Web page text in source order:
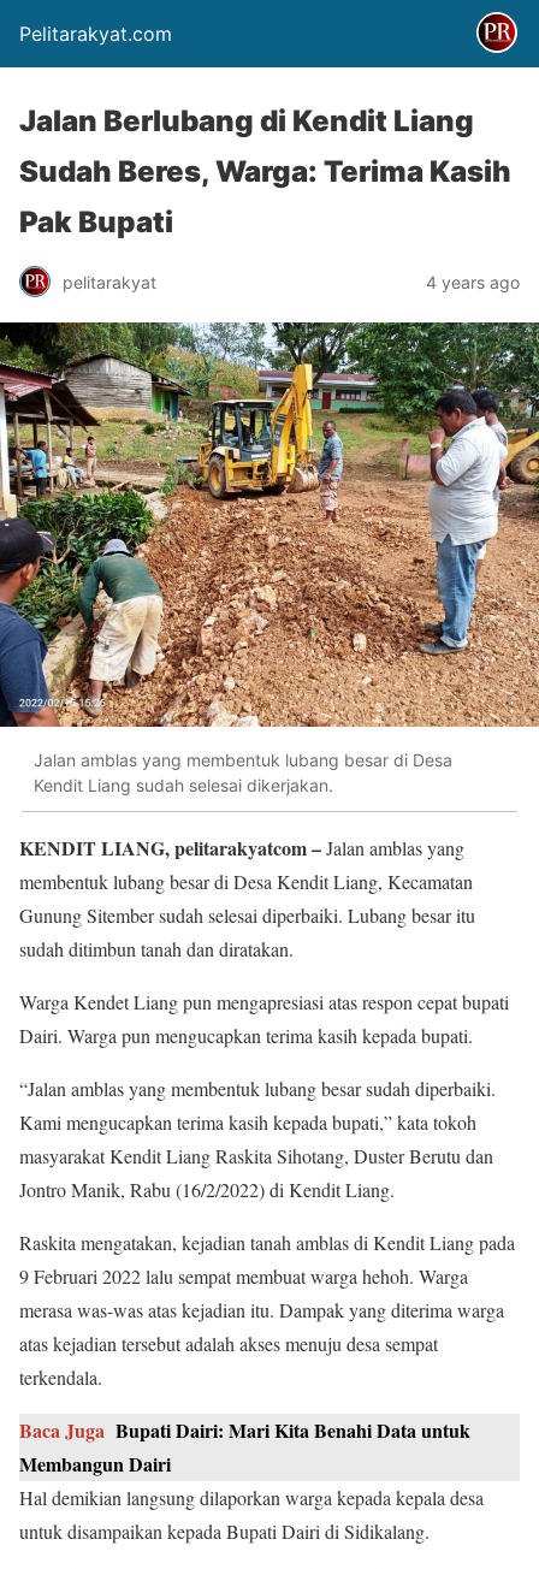
Pelitarakyat.com
Jalan Berlubang di Kendit Liang
Sudah Beres, Warga: Terima Kasih
Pak Bupati
pelitarakyat 4 years ago
Jalan amblas yang membentuk lubang besar di Desa
Kendit Liang sudah selesai dikerjakan.
KENDIT LIANG, pelitarakyatcom –Jalan amblas yang
membentuk lubang besar di Desa Kendit Liang, Kecamatan
Gunung Sitember sudah selesai diperbaiki. Lubang besar itu
sudah ditimbun tanah dan diratakan.
Warga Kendet Liang pun mengapresiasi atas respon cepat bupati
Dairi. Warga pun mengucapkan terima kasih kepada bupati.
“Jalan amblas yang membentuk lubang besar sudah diperbaiki.
Kami mengucapkan terima kasih kepada bupati,” kata tokoh
masyarakat Kendit Liang Raskita Sihotang, Duster Berutu dan
Jontro Manik, Rabu (16/2/2022) di Kendit Liang.
Raskita mengatakan, kejadian tanah amblas di Kendit Liang pada
9 Februari 2022 lalu sempat membuat warga hehoh. Warga
merasa was-was atas kejadian itu. Dampak yang diterima warga
atas kejadian tersebut adalah akses menuju desa sempat
terkendala.
Baca Juga Bupati Dairi: Mari Kita Benahi Data untuk
Membangun Dairi
Hal demikian langsung dilaporkan warga kepada kepala desa
untuk disampaikan kepada Bupati Dairi di Sidikalang.